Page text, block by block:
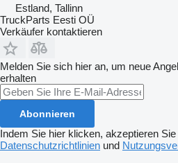
Estland, Tallinn
TruckParts Eesti OÜ
Verkäufer kontaktieren
Melden Sie sich hier an, um neue
erhalten
Abonnieren
Indem Sie hier klicken, akzeptieren
Datenschutzrichtlinien und